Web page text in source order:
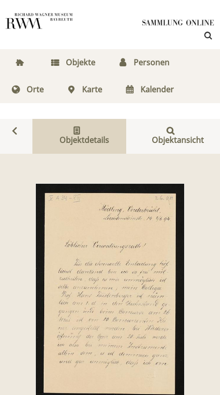
Objekte Personen
Orte Karte Kalender
Objektdetails Objektansicht